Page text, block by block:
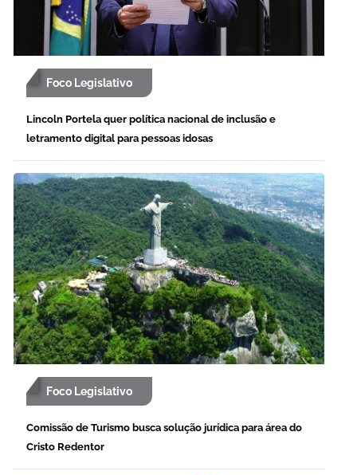
Foco Legislativo
Lincoln Portela quer política nacional de inclusão e
letramento digital para pessoas idosas
Foco Legislativo
Comissão de Turismo busca solução jurídica para área do
Cristo Redentor